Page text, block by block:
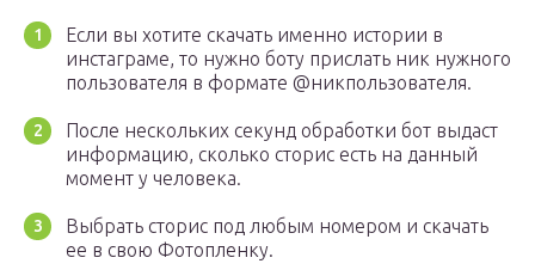
Если вы хотите скачать именно истории в
инстаграме, то нужно боту прислать ник нужного
пользователя в формате @никпользователя.
После нескольких секунд обработки бот выдаст
информацию, сколько сторис есть на данный
момент у человека.
Выбрать сторис под любым номером и скачать
ее в свою Фотопленку.